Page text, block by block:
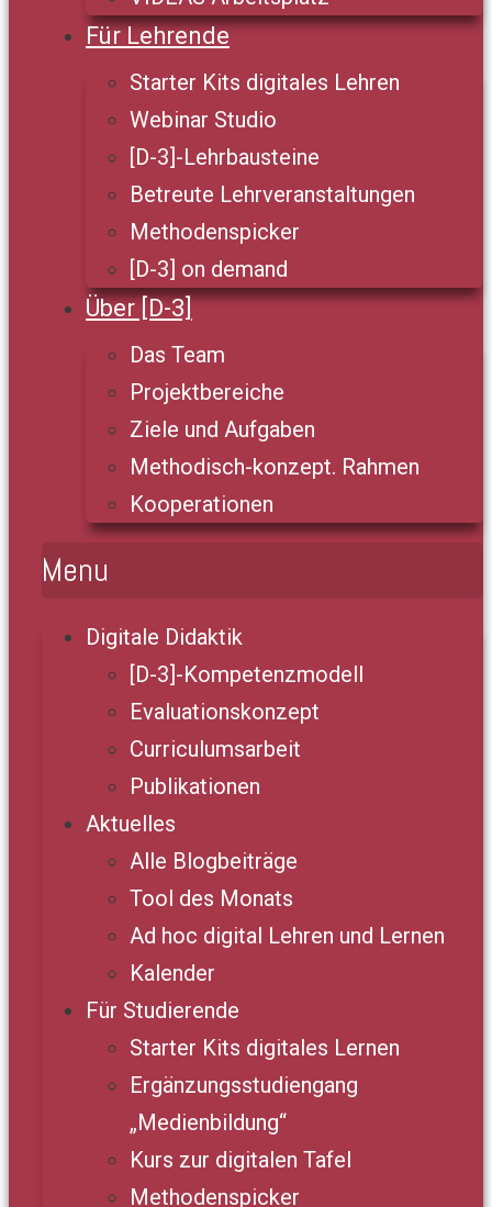
Für Lehrende
Starter Kits digitales Lehren
Webinar Studio
[D-3]-Lehrbausteine
Betreute Lehrveranstaltungen
Methodenspicker
[D-3] on demand
Über [D-3]
Das Team
Projektbereiche
Ziele und Aufgaben
Methodisch-konzept. Rahmen
Kooperationen
Menu
Digitale Didaktik
[D-3]-Kompetenzmodell
Evaluationskonzept
Curriculumsarbeit
Publikationen
Aktuelles
Alle Blogbeiträge
Tool des Monats
Ad hoc digital Lehren und Lernen
Kalender
Für Studierende
Starter Kits digitales Lernen
Ergänzungsstudiengang
„Medienbildung“
Kurs zur digitalen Tafel
Methodenspicker